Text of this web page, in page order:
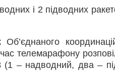
і 2 підводних
телемарафону
(1 – надводний, два –